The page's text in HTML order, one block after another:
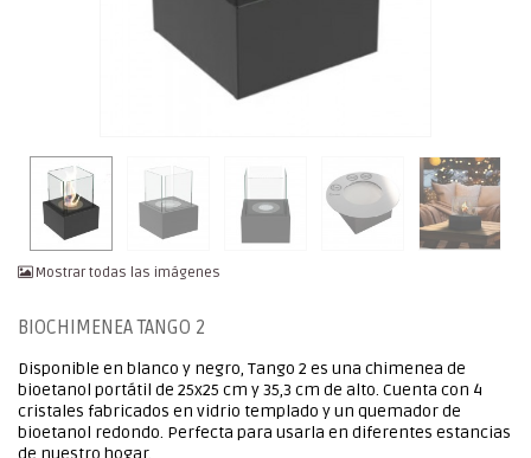
Mostrar todas las imágenes
BIOCHIMENEA TANGO 2
Disponible en blanco y negro, Tango 2 es una chimenea de
bioetanol portátil de 25x25 cm y 35,3 cm de alto. Cuenta con 4
cristales fabricados en vidrio templado y un quemador de
bioetanol redondo. Perfecta para usarla en diferentes estancias